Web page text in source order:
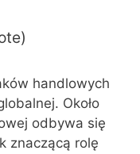
handlowych
Około
odbywa się
znaczącą rolę